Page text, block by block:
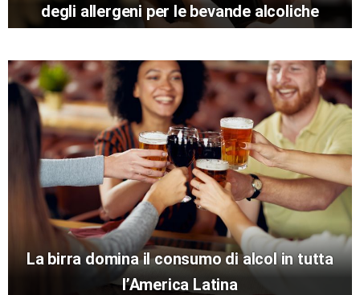
degli allergeni per le bevande alcoliche
La birra domina il consumo di alcol in tutta
l’America Latina